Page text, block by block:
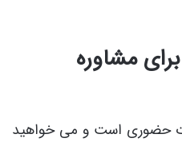
مشاوره
حضوری است و می ‌خواهید